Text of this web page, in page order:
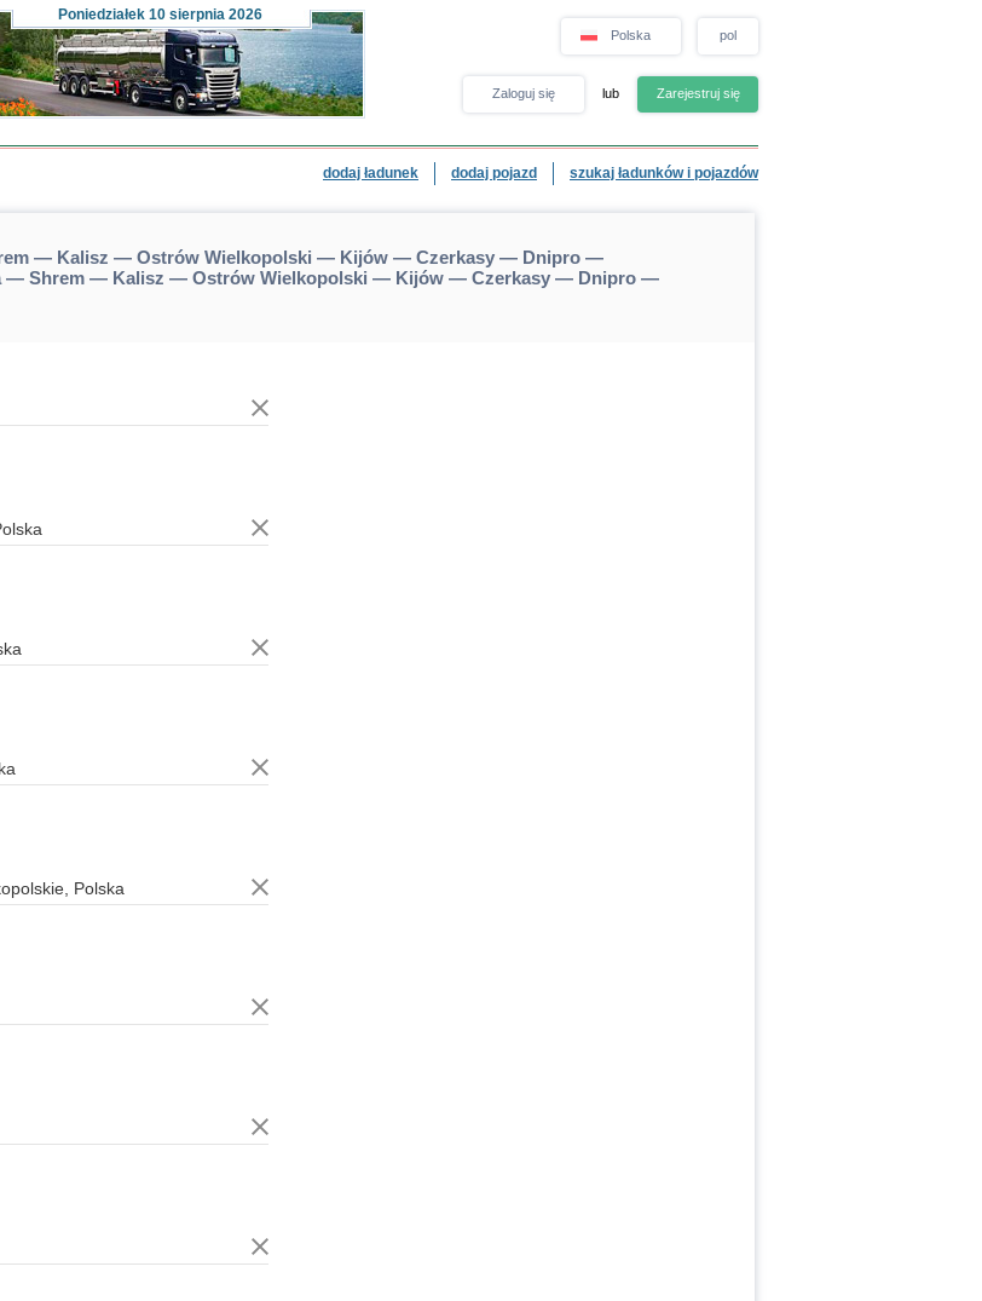
Poniedziałek10 sierpnia 2026
Polska pol
Zaloguj się lub Zarejestruj się
dodaj ładunek dodaj pojazd szukaj ładunków i pojazdów
— Kalisz — Ostrów Wielkopolski — Kijów — Czerkasy — Dnipro —
— Shrem — Kalisz — Ostrów Wielkopolski — Kijów — Czerkasy — Dnipro —